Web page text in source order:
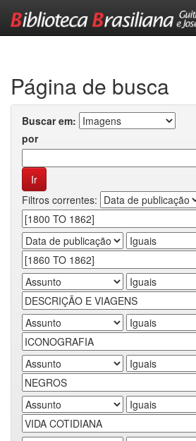
Página de busca
Buscar em:
por
Filtros correntes: